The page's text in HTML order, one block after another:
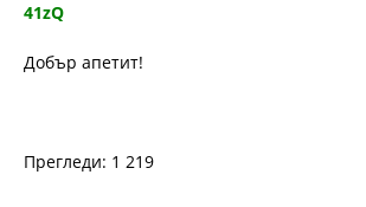
41zQ
Добър апетит!
Прегледи: 1 219